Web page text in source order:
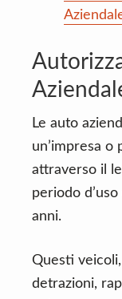
Le auto
un’impresa o
attraverso il
periodo
anni.
Questi
detrazioni,